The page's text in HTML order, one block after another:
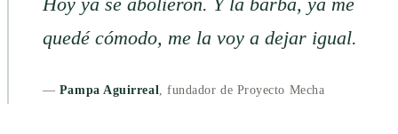
Hoy ya se abolieron. Y la barba, ya me
quedé cómodo, me la voy a dejar igual.
— Pampa Aguirreal , fundador de Proyecto Mecha